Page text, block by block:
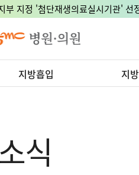
부 지정 '첨단재생의료실시기관' 선
지방흡입 지
식